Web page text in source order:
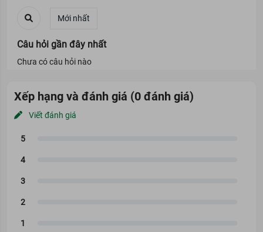
Câu hỏi gần đây nhất
Chưa có câu hỏi nào
Xếp hạng và đánh giá (0 đánh giá)
Viết đánh giá